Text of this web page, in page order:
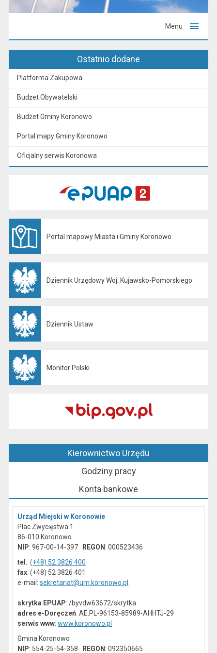
Menu
Ostatnio dodane
Platforma Zakupowa
Budżet Obywatelski
Budżet Gminy Koronowo
Portal mapy Gminy Koronowo
Oficjalny serwis Koronowa
Portal mapowy Miasta i Gminy Koronowo
Dziennik Urzędowy Woj. Kujawsko-Pomorskiego
Dziennik Ustaw
Monitor Polski
Kierownictwo Urzędu
Godziny pracy
Konta bankowe
Urząd Miejski w Koronowie
Plac Zwycięstwa 1
86-010 Koronowo
NIP: 967-00-14-397 REGON : 000523436
tel .:(+48) 52 3826 400
fax: (+48) 52 3826 401
e-mail:sekretariat@um.koronowo.pl
skrytka EPUAP: /byvdw63672/skrytka
adres e-Doręczeń: AE:PL-96153-85989-AHHTJ-29
serwis www:www.koronowo.pl
Gmina Koronowo
NIP: 554-25-54-358 REGON : 092350665